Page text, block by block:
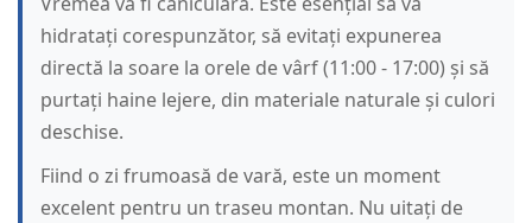
hidratați corespunzător, să evitați expunerea
directă la soare la orele de vârf (11:00 - 17:00) și să
purtați haine lejere, din materiale naturale și culori
deschise.
Fiind o zi frumoasă de vară, este un moment
excelent pentru un traseu montan. Nu uitați de